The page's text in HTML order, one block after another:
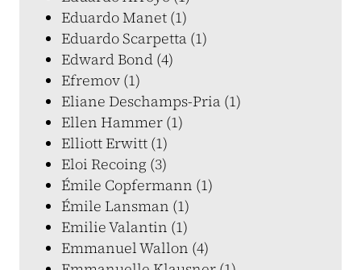
Eduardo Manet (1)
Eduardo Scarpetta (1)
Edward Bond (4)
Efremov (1)
Eliane Deschamps-Pria (1)
Ellen Hammer (1)
Elliott Erwitt (1)
Eloi Recoing (3)
Émile Copfermann (1)
Émile Lansman (1)
Emilie Valantin (1)
Emmanuel Wallon (4)